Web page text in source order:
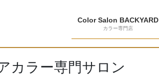
Color Salon BACKYARD
カラー専門店
カラー専門サロン